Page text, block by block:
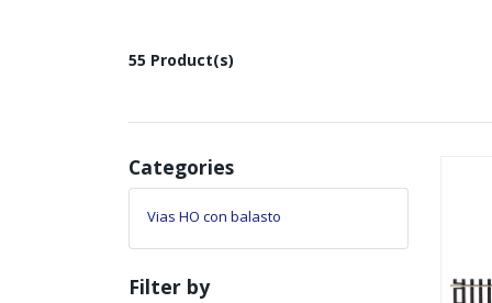
55 Product(s)
Categories
Vias HO con balasto
Filter by